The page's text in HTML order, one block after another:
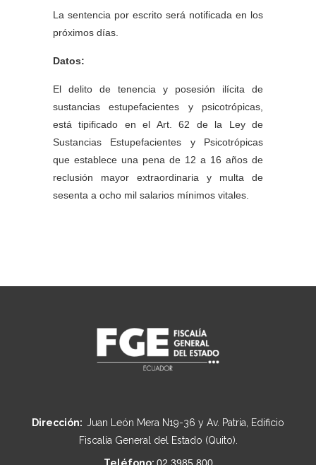
La sentencia por escrito será notificada en los
próximos días.
Datos:
El delito de tenencia y posesión ilícita de
sustancias estupefacientes y psicotrópicas,
está tipificado en el Art. 62 de la Ley de
Sustancias Estupefacientes y Psicotrópicas
que establece una pena de 12 a 16 años de
reclusión mayor extraordinaria y multa de
sesenta a ocho mil salarios mínimos vitales.
Dirección: Juan León Mera N19-36 y Av. Patria, Edificio
Fiscalía General del Estado (Quito).